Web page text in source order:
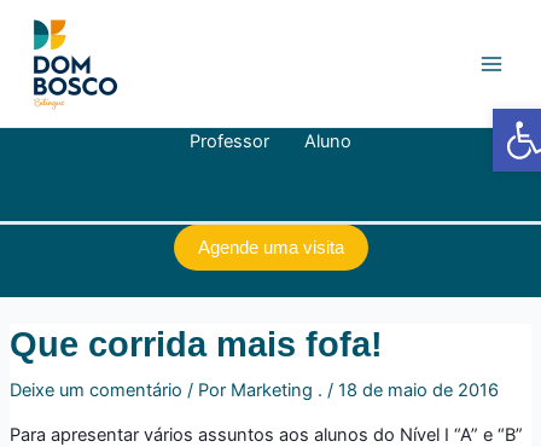
para
conteúdo
Professor Aluno
Agende uma visita
Que corrida mais fofa!
Deixe um comentário / Por Marketing . / 18 de maio de 2016
Para apresentar vários assuntos aos alunos do Nível I “A” e “B”
Post
Barra